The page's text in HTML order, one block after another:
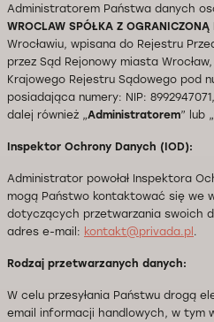
Administratorem Państwa danych
WROCLAW SPÓŁKA Z
Wrocławiu, wpisana do Rejestru
przez Sąd Rejonowy miasta
Krajowego Rejestru Sądowego pod
posiadająca numery: NIP:
dalej również „Administratorem” lub
Inspektor Ochrony Danych (IOD):
Administrator powołał Inspektora
mogą Państwo kontaktować się we
dotyczących przetwarzania swoich
adres e-mail: kontakt@privada.pl .
Rodzaj przetwarzanych danych:
W celu przesyłania Państwu drogą
email informacji handlowych, w tym